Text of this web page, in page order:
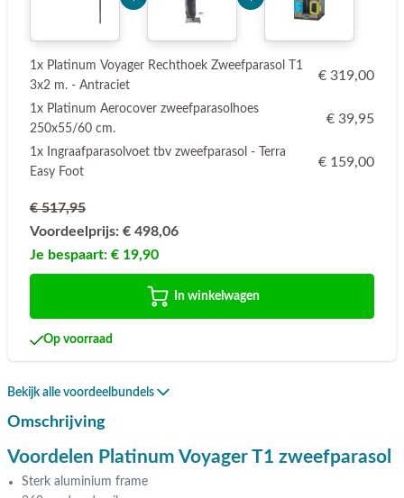
1x Platinum Voyager Rechthoek Zweefparasol T1
3x2 m. - Antraciet
€ 319,00
1x Platinum Aerocover zweefparasolhoes
250x55/60 cm.
€ 39,95
1x Ingraafparasolvoet tbv zweefparasol - Terra
Easy Foot
€ 159,00
€ 517,95
Voordeelprijs: € 498,06
Je bespaart: € 19,90
In winkelwagen
Op voorraad
Bekijk alle voordeelbundels
Omschrijving
Voordelen Platinum Voyager T1 zweefparasol
Sterk aluminium frame